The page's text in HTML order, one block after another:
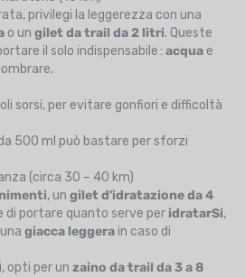
privilegi la leggerezza con una
o un gilet da trail da 2 litri. Queste
il solo indispensabile : acqua e
sorsi, per evitare gonfiori e difficoltà
500 ml può bastare per sforzi
(circa 30 – 40 km)
, un gilet d'idratazione da 4
di portare quanto serve per idratarSi,
giacca leggera in caso di
opti per un zaino da trail da 3 a 8